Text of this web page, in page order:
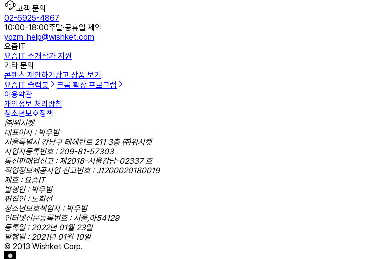
고객 문의
02-6925-4867
10:00-18:00주말·공휴일 제외
yozm_help@wishket.com
요즘IT
요즘IT 소개작가 지원
기타 문의
콘텐츠 제안하기광고 상품 보기
요즘IT 슬랙봇
크롬 확장 프로그램
이용약관
개인정보 처리방침
청소년보호정책
㈜위시켓
대표이사 : 박우범
서울특별시 강남구 테헤란로 211 3층 ㈜위시켓
사업자등록번호 : 209-81-57303
통신판매업신고 : 제2018-서울강남-02337 호
직업정보제공사업 신고번호 : J1200020180019
제호 : 요즘IT
발행인 : 박우범
편집인 : 노희선
청소년보호책임자 : 박우범
인터넷신문등록번호 : 서울,아54129
등록일 : 2022년 01월 23일
발행일 : 2021년 01월 10일
© 2013 Wishket Corp.